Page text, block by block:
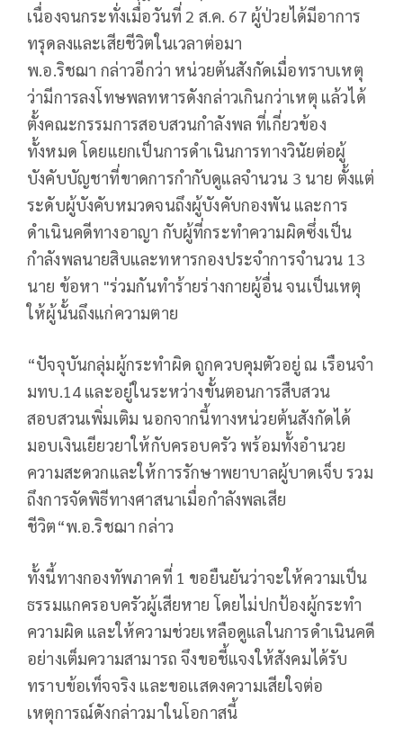
เนื่องจนกระทั่งเมื่อวันที่ 2 ส.ค. 67 ผู้ป่วยได้มีอาการ
ทรุดลงและเสียชีวิตในเวลาต่อมา
พ.อ.ริชฌา กล่าวอีกว่า หน่วยต้นสังกัดเมื่อทราบเหตุ
ว่ามีการลงโทษพลทหารดังกล่าวเกินกว่าเหตุ แล้วได้
ตั้งคณะกรรมการสอบสวนกำลังพล ที่เกี่ยวข้อง
ทั้งหมด โดยแยกเป็นการดำเนินการทางวินัยต่อผู้
บังคับบัญชาที่ขาดการกำกับดูแลจำนวน 3 นาย ตั้งแต่
ระดับผู้บังคับหมวดจนถึงผู้บังคับกองพัน และการ
ดำเนินคดีทางอาญา กับผู้ที่กระทำความผิดซึ่งเป็น
กำลังพลนายสิบและทหารกองประจำการจำนวน 13
นาย ข้อหา "ร่วมกันทำร้ายร่างกายผู้อื่น จนเป็นเหตุ
ให้ผู้นั้นถึงแก่ความตาย
“ปัจจุบันกลุ่มผู้กระทำผิด ถูกควบคุมตัวอยู่ ณ เรือนจำ
มทบ.14 และอยู่ในระหว่างขั้นตอนการสืบสวน
สอบสวนเพิ่มเติม นอกจากนี้ทางหน่วยต้นสังกัดได้
มอบเงินเยียวยาให้กับครอบครัว พร้อมทั้งอำนวย
ความสะดวกและให้การรักษาพยาบาลผู้บาดเจ็บ รวม
ถึงการจัดพิธีทางศาสนาเมื่อกำลังพลเสีย
ชีวิต“พ.อ.ริชฌา กล่าว
ทั้งนี้ทางกองทัพภาคที่ 1 ขอยืนยันว่าจะให้ความเป็น
ธรรมแกครอบครัวผู้เสียหาย โดยไม่ปกป้องผู้กระทำ
ความผิด และให้ความช่วยเหลือดูแลในการดำเนินคดี
อย่างเต็มความสามารถ จึงขอชี้แจงให้สังคมได้รับ
ทราบข้อเท็จจริง และขอเเสดงความเสียใจต่อ
เหตุการณ์ดังกล่าวมาในโอกาสนี้